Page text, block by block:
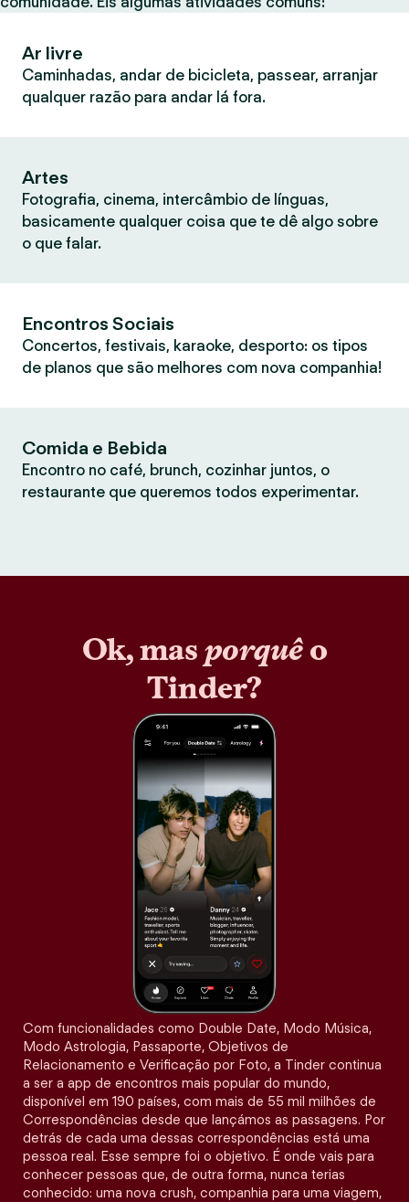
Ar livre
Caminhadas, andar de bicicleta, passear, arranjar
qualquer razão para andar lá fora.
Artes
Fotografia, cinema, intercâmbio de línguas,
basicamente qualquer coisa que te dê algo sobre
o que falar.
Encontros Sociais
Concertos, festivais, karaoke, desporto: os tipos
de planos que são melhores com nova companhia!
Comida e Bebida
Encontro no café, brunch, cozinhar juntos, o
restaurante que queremos todos experimentar.
Ok, masporquêo
Tinder?
Com funcionalidades como Double Date, Modo Música,
Modo Astrologia, Passaporte, Objetivos de
Relacionamento e Verificação por Foto, a Tinder continua
a ser a app de encontros mais popular do mundo,
disponível em 190 países, com mais de 55 mil milhões de
Correspondências desde que lançámos as passagens. Por
detrás de cada uma dessas correspondências está uma
pessoa real. Esse sempre foi o objetivo. É onde vais para
conhecer pessoas que, de outra forma, nunca terias
conhecido: uma nova crush, companhia para uma viagem,